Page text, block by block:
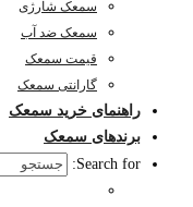
سمعک شارژی
سمعک ضد آب
قیمت سمعک
گارانتی سمعک
راهنمای خرید سمعک
برندهای سمعک
Search for: